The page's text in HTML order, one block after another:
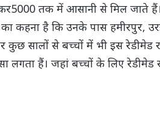
तक में आसानी से मिल जाते हैं।
कहना है कि उनके पास हमीरपुर,
सालों से बच्चों में भी इस रेडीमेड
लगता हैं। जहां बच्चों के लिए